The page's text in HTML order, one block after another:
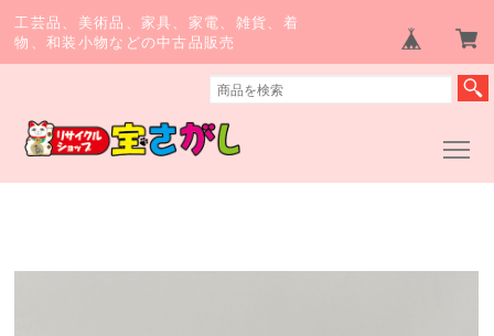
工芸品、美術品、家具、家電、雑貨、着
物、和装小物などの中古品販売